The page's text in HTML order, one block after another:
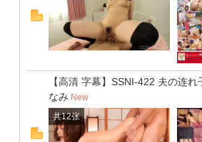
【高清 字幕】SSNI-422 夫の连
なみ
共12张
New